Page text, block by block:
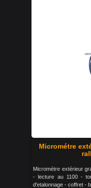
Micrométre
Micrométre extérieur
- lecture au 1100 -
d'etalonnage - coffret -